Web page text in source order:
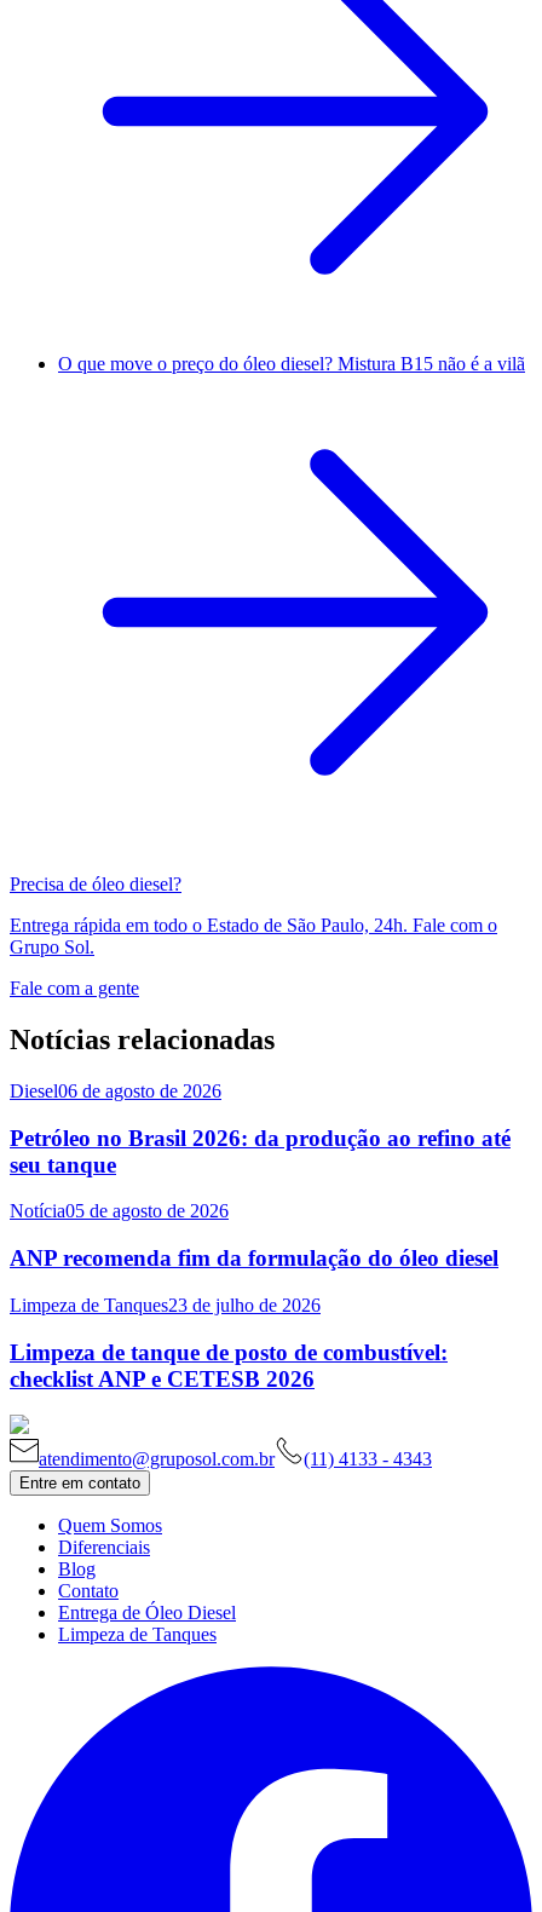
O que move o preço do óleo diesel? Mistura B15 não é a vilã
Precisa de óleo diesel?
Entrega rápida em todo o Estado de São Paulo, 24h. Fale com o
Grupo Sol.
Fale com a gente
Notícias relacionadas
Diesel06 de agosto de 2026
Petróleo no Brasil 2026: da produção ao refino até
seu tanque
Notícia05 de agosto de 2026
ANP recomenda fim da formulação do óleo diesel
Limpeza de Tanques23 de julho de 2026
Limpeza de tanque de posto de combustível:
checklist ANP e CETESB 2026
atendimento@gruposol.com.br (11) 4133 - 4343
Entre em contato
Quem Somos
Diferenciais
Blog
Contato
Entrega de Óleo Diesel
Limpeza de Tanques